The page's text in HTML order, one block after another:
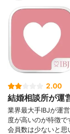
2.00
結婚相談所が運
業界最大手IBJが運
度が高いのが特徴
会員数は少ないと